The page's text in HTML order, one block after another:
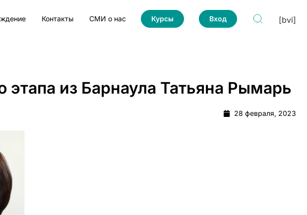
Контакты СМИ о нас Курсы Вход [bvi]
этапа из Барнаула Татьяна Рымарь
28 февраля, 2023